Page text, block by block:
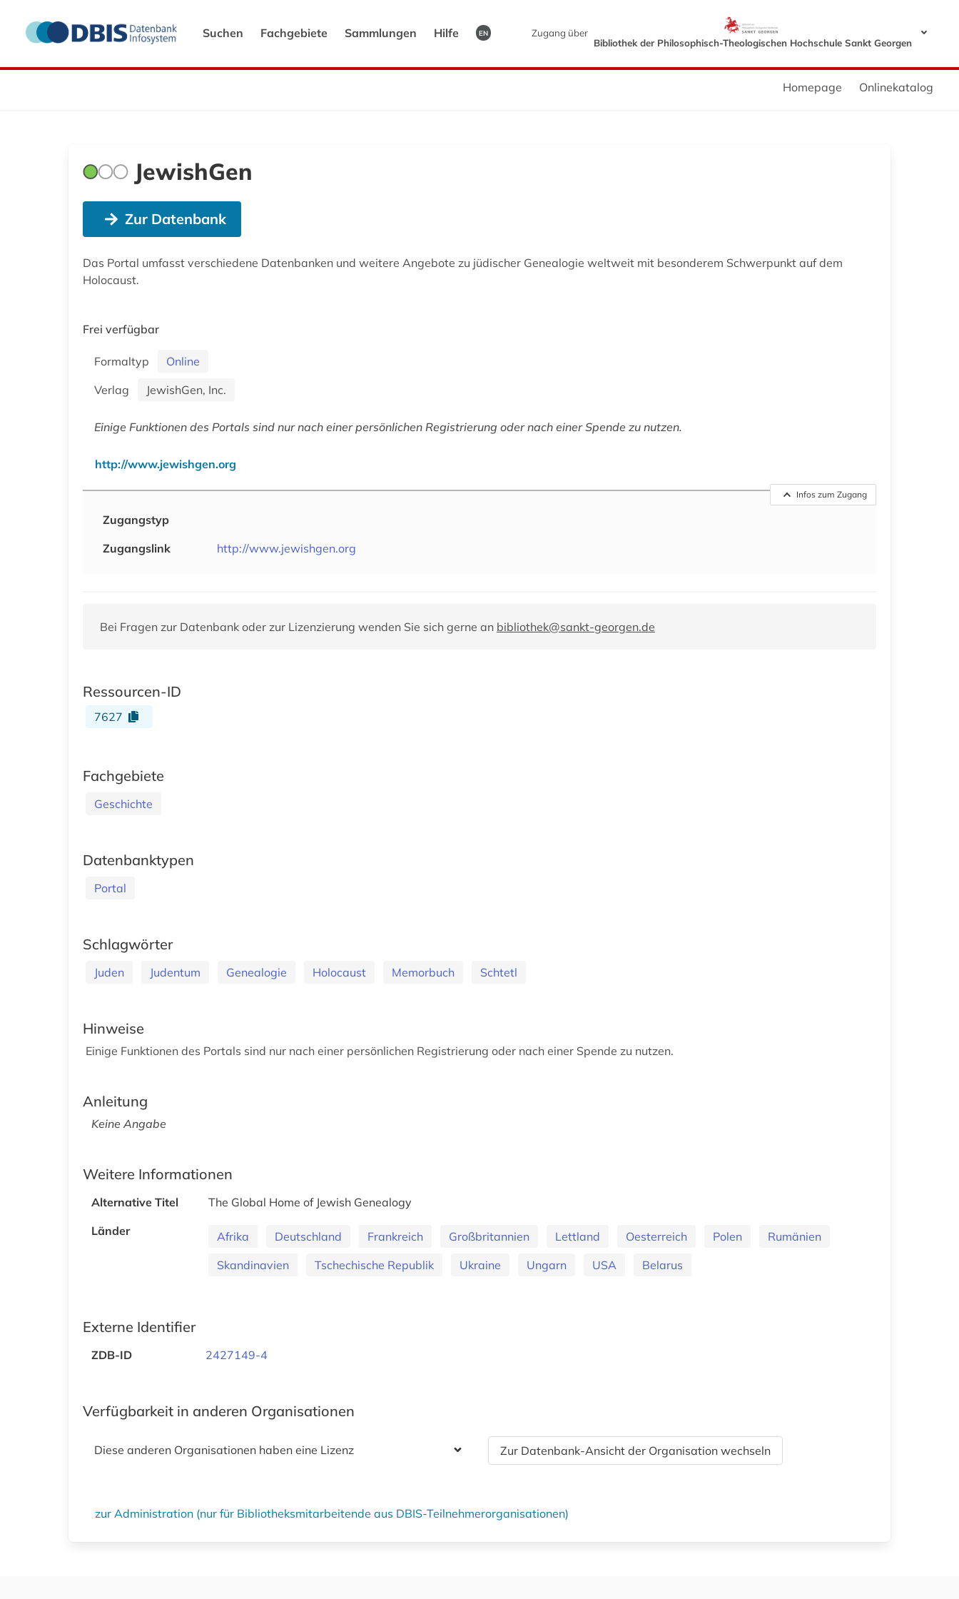
Suchen Fachgebiete Sammlungen Hilfe EN
Zugang über
Bibliothek der Philosophisch-Theologischen Hochschule Sankt Georgen
Homepage Onlinekatalog
JewishGen
Zur Datenbank
Das Portal umfasst verschiedene Datenbanken und weitere Angebote zu jüdischer Genealogie weltweit mit besonderem Schwerpunkt auf dem
Holocaust.
Frei verfügbar
Formaltyp
Online
Verlag
JewishGen, Inc.
Einige Funktionen des Portals sind nur nach einer persönlichen Registrierung oder nach einer Spende zu nutzen.
http://www.jewishgen.org
Infos zum Zugang
Zugangstyp
Zugangslink
http://www.jewishgen.org
Bei Fragen zur Datenbank oder zur Lizenzierung wenden Sie sich gerne an bibliothek@sankt-georgen.de
Ressourcen-ID
7627
Fachgebiete
Geschichte
Datenbanktypen
Portal
Schlagwörter
Juden Judentum Genealogie Holocaust Memorbuch Schtetl
Hinweise
Einige Funktionen des Portals sind nur nach einer persönlichen Registrierung oder nach einer Spende zu nutzen.
Anleitung
Keine Angabe
Weitere Informationen
Alternative Titel
The Global Home of Jewish Genealogy
Länder
Afrika Deutschland Frankreich Großbritannien Lettland Oesterreich Polen
Rumänien
Skandinavien
Tschechische Republik Ukraine Ungarn USA Belarus
Externe Identifier
ZDB-ID 2427149-4
Verfügbarkeit in anderen Organisationen
Diese anderen Organisationen haben eine Lizenz Zur Datenbank-Ansicht der Organisation wechseln
zur Administration (nur für Bibliotheksmitarbeitende aus DBIS-Teilnehmerorganisationen)